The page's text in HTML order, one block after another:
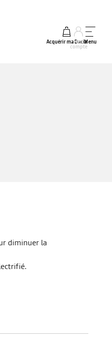
Acquérir ma Dacia
Mon
compte
Menu
diminuer la